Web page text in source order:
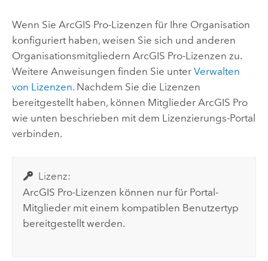
Wenn Sie ArcGIS Pro-Lizenzen für Ihre Organisation
konfiguriert haben, weisen Sie sich und anderen
Organisationsmitgliedern ArcGIS Pro-Lizenzen zu.
Weitere Anweisungen finden Sie unter Verwalten
von Lizenzen. Nachdem Sie die Lizenzen
bereitgestellt haben, können Mitglieder ArcGIS Pro
wie unten beschrieben mit dem Lizenzierungs-Portal
verbinden.
Lizenz:
ArcGIS Pro-Lizenzen können nur für Portal-
Mitglieder mit einem kompatiblen Benutzertyp
bereitgestellt werden.